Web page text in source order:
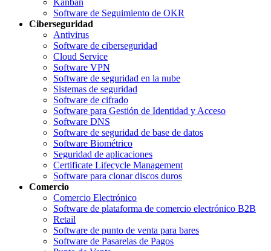
Software de Seguimiento de OKR
Ciberseguridad
Antivirus
Software de ciberseguridad
Cloud Service
Software VPN
Software de seguridad en la nube
Sistemas de seguridad
Software de cifrado
Software para Gestión de Identidad y Acceso
Software DNS
Software de seguridad de base de datos
Software Biométrico
Seguridad de aplicaciones
Certificate Lifecycle Management
Software para clonar discos duros
Comercio
Comercio Electrónico
Software de plataforma de comercio electrónico B2B
Retail
Software de punto de venta para bares
Software de Pasarelas de Pagos